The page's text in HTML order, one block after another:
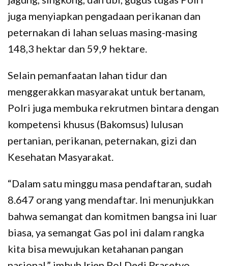
juga menyiapkan pengadaan perikanan dan
peternakan di lahan seluas masing-masing
148,3 hektar dan 59,9 hektare.
Selain pemanfaatan lahan tidur dan
menggerakkan masyarakat untuk bertanam,
Polri juga membuka rekrutmen bintara dengan
kompetensi khusus (Bakomsus) lulusan
pertanian, perikanan, peternakan, gizi dan
Kesehatan Masyarakat.
“Dalam satu minggu masa pendaftaran, sudah
8.647 orang yang mendaftar. Ini menunjukkan
bahwa semangat dan komitmen bangsa ini luar
biasa, ya semangat Gas pol ini dalam rangka
kita bisa mewujukan ketahanan pangan